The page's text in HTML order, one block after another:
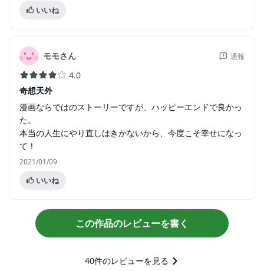
いいね
モモさん 通報
4.0
奇想天外
漫画ならではのストーリーですが、ハッピーエンドで良かっ
た。
本当の人生にやり直しはきかないから、今度こそ幸せになっ
て！
2021/01/09
いいね
この作品のレビューを書く
40件のレビューを見る